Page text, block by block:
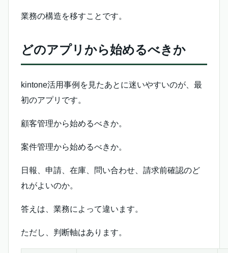
業務の構造を移すことです。
どのアプリから始めるべきか
kintone活用事例を見たあとに迷いやすいのが、最
初のアプリです。
顧客管理から始めるべきか。
案件管理から始めるべきか。
日報、申請、在庫、問い合わせ、請求前確認のど
れがよいのか。
答えは、業務によって違います。
ただし、判断軸はあります。